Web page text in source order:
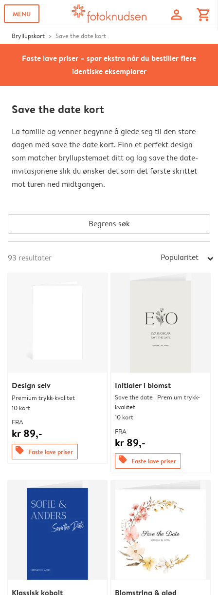
MENU profile shopping_cart
Bryllupskort Save the date kort
Faste lave priser – spar ekstra når du bestiller flere
identiske eksemplarer
Save the date kort
La familie og venner begynne å glede seg til den store
dagen med save the date kort. Finn et perfekt design
som matcher bryllupstemaet ditt og lag save the date-
invitasjonene slik du ønsker det som det første skrittet
mot turen ned midtgangen.
Begrens søk
93 resultater Popularitet arrow_right
Design selv
Premium trykk-kvalitet
10 kort
FRA
kr 89,-
offers Faste lave priser
Initialer i blomst
Save the date | Premium trykk-
kvalitet
10 kort
FRA
kr 89,-
offers Faste lave priser
Klassisk kobolt Blomstring & glød